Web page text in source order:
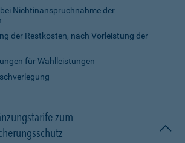
Nichtinanspruchnahme der
der Restkosten, nach Vorleistung der
für Wahlleistungen
zum